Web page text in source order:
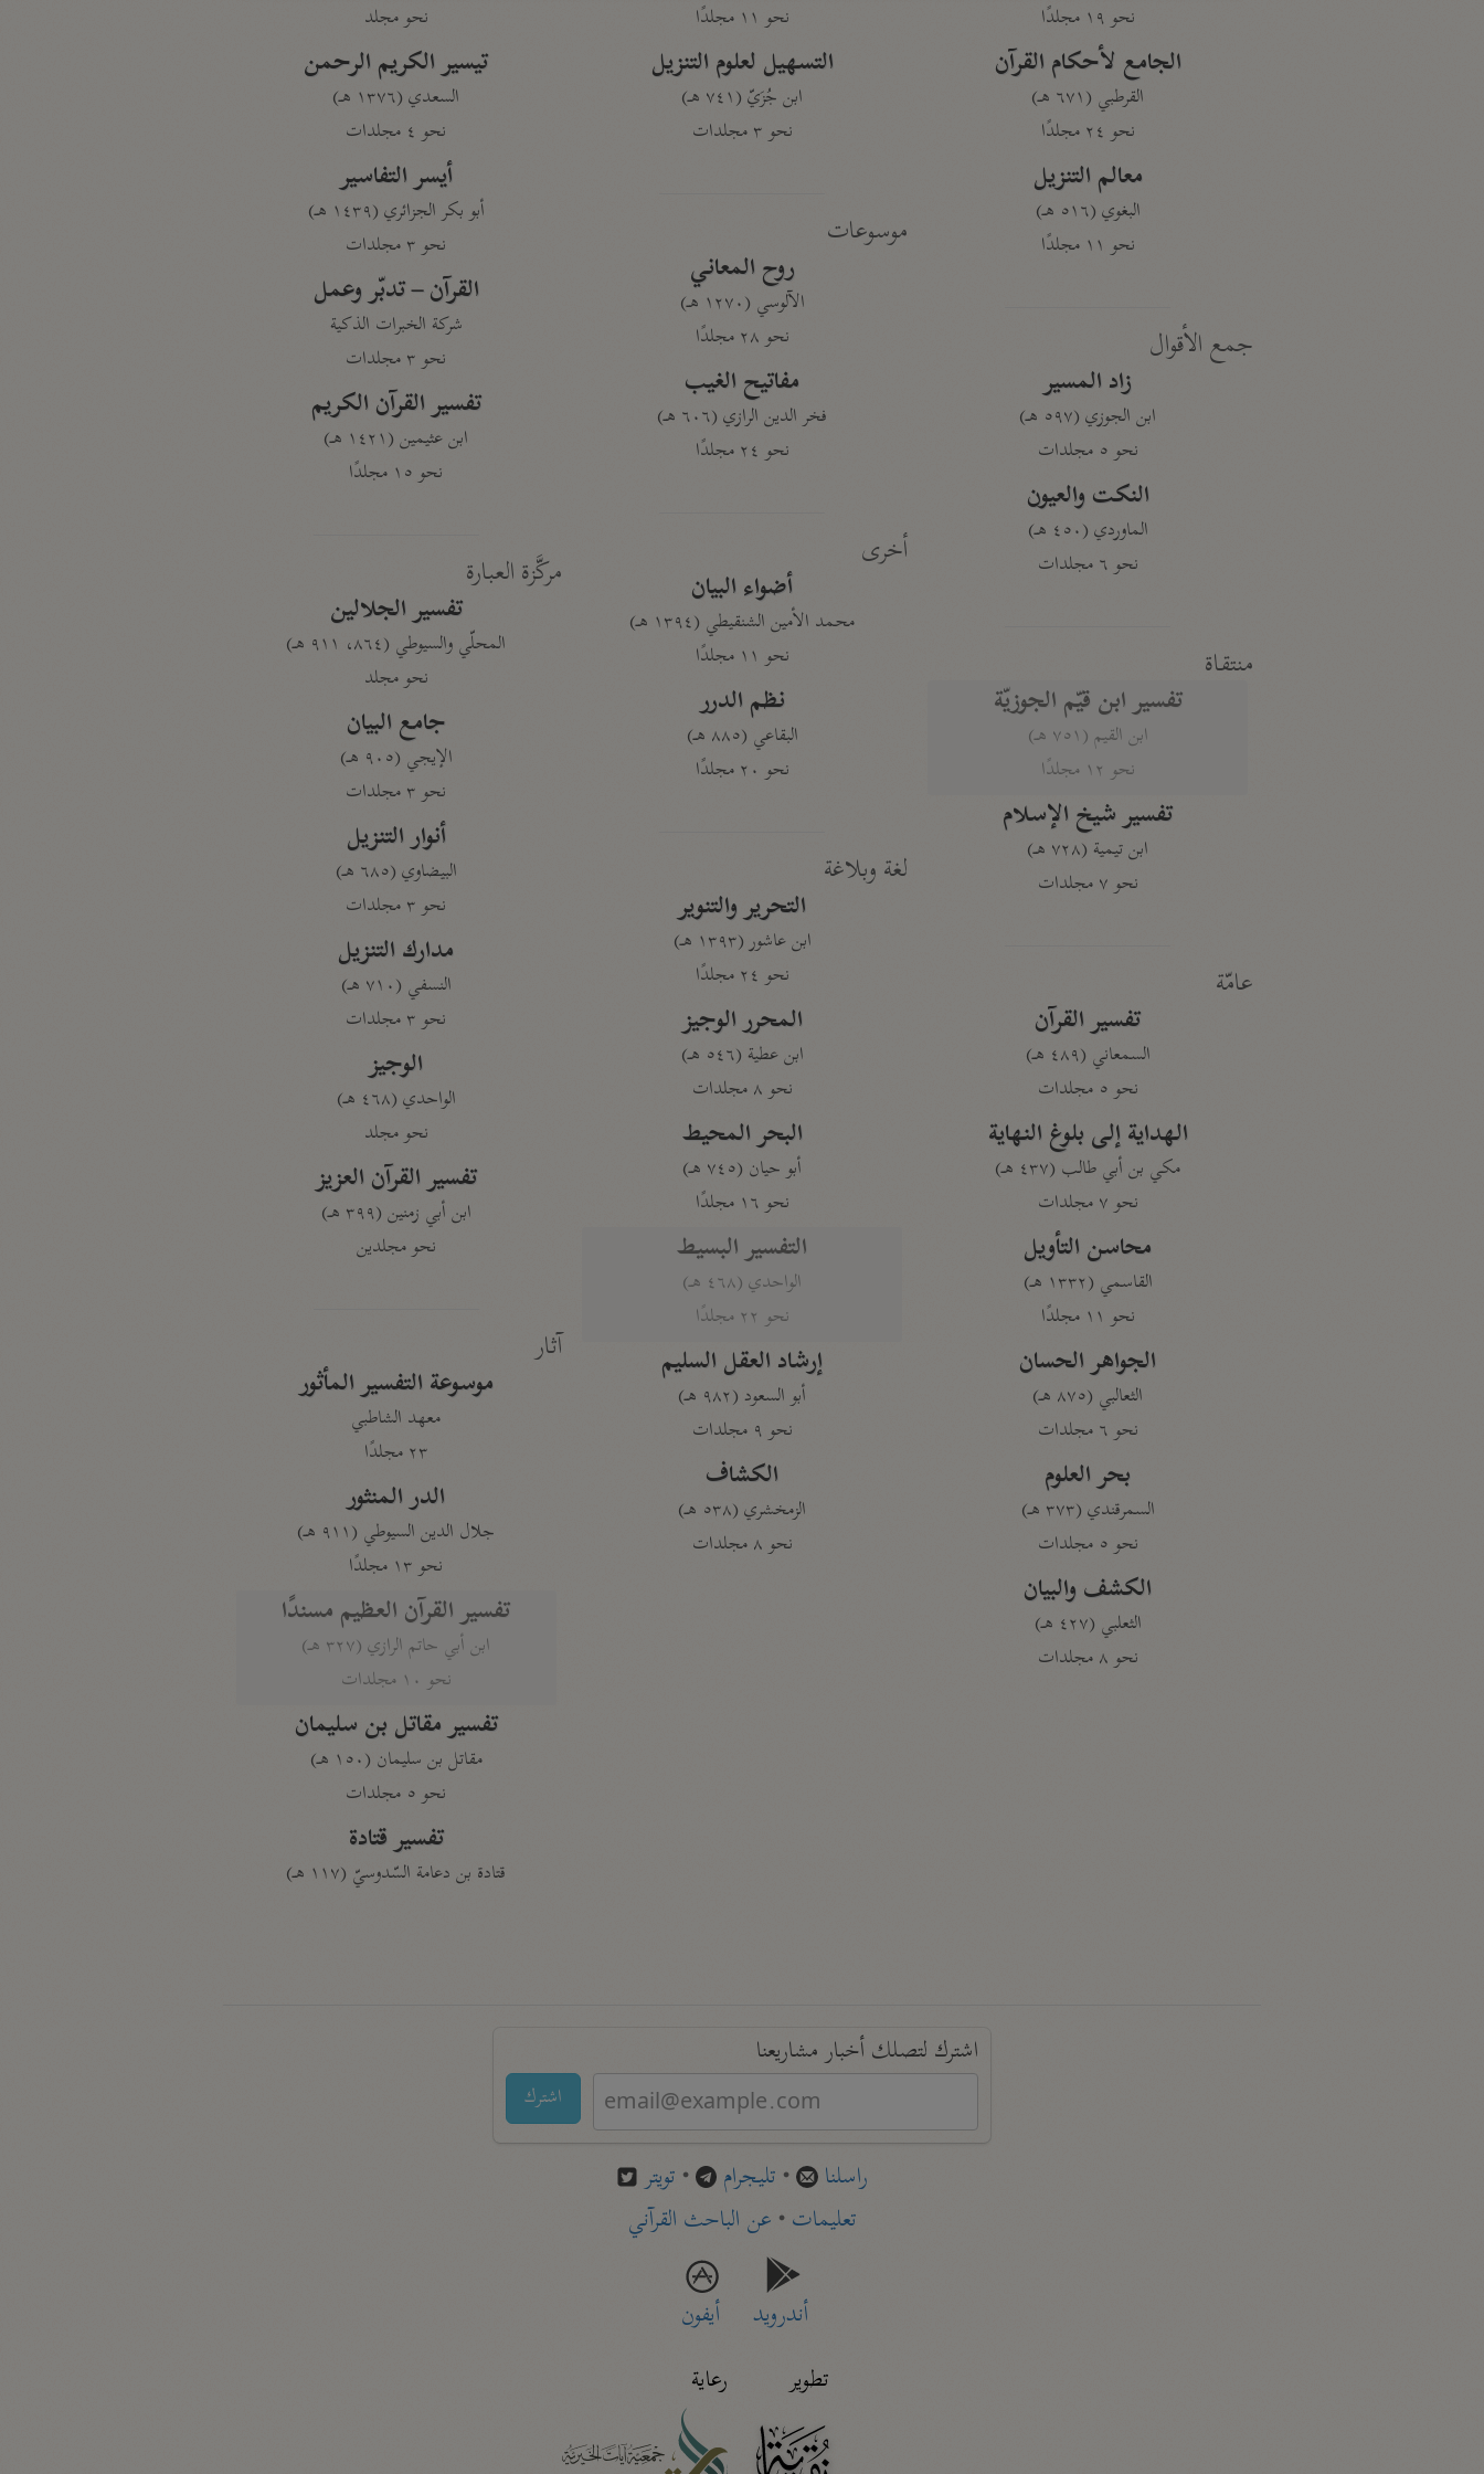
نحو ١٩ مجلدًا
الجامع لأحكام القرآن
القرطبي (٦٧١ هـ)
نحو ٢٤ مجلدًا
معالم التنزيل
البغوي (٥١٦ هـ)
نحو ١١ مجلدًا
جمع الأقوال
زاد المسير
ابن الجوزي (٥٩٧ هـ)
نحو ٥ مجلدات
النكت والعيون
الماوردي (٤٥٠ هـ)
نحو ٦ مجلدات
منتقاة
تفسير ابن قيّم الجوزيّة
ابن القيم (٧٥١ هـ)
نحو ١٢ مجلدًا
تفسير شيخ الإسلام
ابن تيمية (٧٢٨ هـ)
نحو ٧ مجلدات
عامّة
تفسير القرآن
السمعاني (٤٨٩ هـ)
نحو ٥ مجلدات
الهداية إلى بلوغ النهاية
مكي بن أبي طالب (٤٣٧ هـ)
نحو ٧ مجلدات
محاسن التأويل
القاسمي (١٣٣٢ هـ)
نحو ١١ مجلدًا
الجواهر الحسان
الثعالبي (٨٧٥ هـ)
نحو ٦ مجلدات
بحر العلوم
السمرقندي (٣٧٣ هـ)
نحو ٥ مجلدات
الكشف والبيان
الثعلبي (٤٢٧ هـ)
نحو ٨ مجلدات
نحو ١١ مجلدًا
التسهيل لعلوم التنزيل
ابن جُزَيّ (٧٤١ هـ)
نحو ٣ مجلدات
موسوعات
روح المعاني
الآلوسي (١٢٧٠ هـ)
نحو ٢٨ مجلدًا
مفاتيح الغيب
فخر الدين الرازي (٦٠٦ هـ)
نحو ٢٤ مجلدًا
أخرى
أضواء البيان
محمد الأمين الشنقيطي (١٣٩٤ هـ)
نحو ١١ مجلدًا
نظم الدرر
البقاعي (٨٨٥ هـ)
نحو ٢٠ مجلدًا
لغة وبلاغة
التحرير والتنوير
ابن عاشور (١٣٩٣ هـ)
نحو ٢٤ مجلدًا
المحرر الوجيز
ابن عطية (٥٤٦ هـ)
نحو ٨ مجلدات
البحر المحيط
أبو حيان (٧٤٥ هـ)
نحو ١٦ مجلدًا
التفسير البسيط
الواحدي (٤٦٨ هـ)
نحو ٢٢ مجلدًا
إرشاد العقل السليم
أبو السعود (٩٨٢ هـ)
نحو ٩ مجلدات
الكشاف
الزمخشري (٥٣٨ هـ)
نحو ٨ مجلدات
نحو مجلد
تيسير الكريم الرحمن
السعدي (١٣٧٦ هـ)
نحو ٤ مجلدات
أيسر التفاسير
أبو بكر الجزائري (١٤٣٩ هـ)
نحو ٣ مجلدات
القرآن – تدبّر وعمل
شركة الخبرات الذكية
نحو ٣ مجلدات
تفسير القرآن الكريم
ابن عثيمين (١٤٢١ هـ)
نحو ١٥ مجلدًا
مركَّزة العبارة
تفسير الجلالين
المحلّي والسيوطي (٨٦٤، ٩١١ هـ)
نحو مجلد
جامع البيان
الإيجي (٩٠٥ هـ)
نحو ٣ مجلدات
أنوار التنزيل
البيضاوي (٦٨٥ هـ)
نحو ٣ مجلدات
مدارك التنزيل
النسفي (٧١٠ هـ)
نحو ٣ مجلدات
الوجيز
الواحدي (٤٦٨ هـ)
نحو مجلد
تفسير القرآن العزيز
ابن أبي زمنين (٣٩٩ هـ)
نحو مجلدين
آثار
موسوعة التفسير المأثور
معهد الشاطبي
٢٣ مجلدًا
الدر المنثور
جلال الدين السيوطي (٩١١ هـ)
نحو ١٣ مجلدًا
تفسير القرآن العظيم مسندًا
ابن أبي حاتم الرازي (٣٢٧ هـ)
نحو ١٠ مجلدات
تفسير مقاتل بن سليمان
مقاتل بن سليمان (١٥٠ هـ)
نحو ٥ مجلدات
تفسير قتادة
قتادة بن دعامة السّدوسيّ (١١٧ هـ)
اشترك لتصلك أخبار مشاريعنا
اشترك
راسلنا • تليجرام • تويتر
تعليمات• عن الباحث القرآني
أندرويد
أيفون
تطوير
رعاية